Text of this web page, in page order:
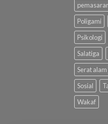
Poligami
Psikologi
Salatiga
Serat alam
Sosial
Wakaf